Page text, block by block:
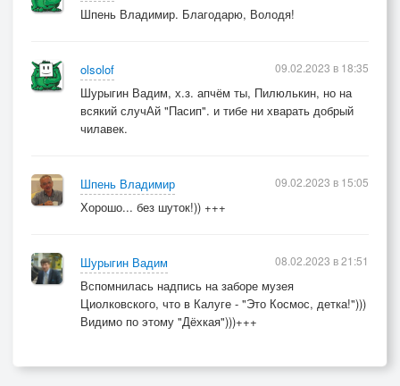
Шпень Владимир. Благодарю, Володя!
olsolof
Шурыгин Вадим, х.з. апчём ты, Пилюлькин, но на
всякий случАй "Пасип". и тибе ни хварать добрый
чилавек.
09.02.2023 в 18:35
Шпень Владимир
Хорошо... без шуток!)) +++
09.02.2023 в 15:05
Шурыгин Вадим
Вспомнилась надпись на заборе музея
Циолковского, что в Калуге - "Это Космос, детка!")))
Видимо по этому "Дёхкая")))+++
08.02.2023 в 21:51